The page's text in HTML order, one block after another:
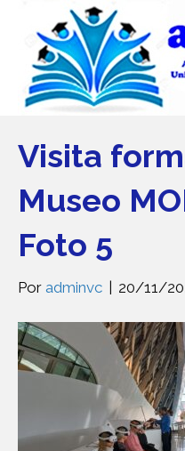
Visita
Museo
Foto 5
Por adminvc 20/11/